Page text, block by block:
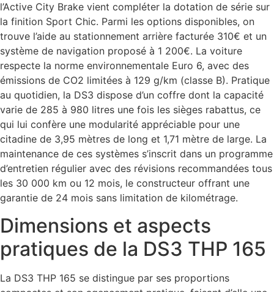
l’Active City Brake vient compléter la dotation de série sur
la finition Sport Chic. Parmi les options disponibles, on
trouve l’aide au stationnement arrière facturée 310€ et un
système de navigation proposé à 1 200€. La voiture
respecte la norme environnementale Euro 6, avec des
émissions de CO2 limitées à 129 g/km (classe B). Pratique
au quotidien, la DS3 dispose d’un coffre dont la capacité
varie de 285 à 980 litres une fois les sièges rabattus, ce
qui lui confère une modularité appréciable pour une
citadine de 3,95 mètres de long et 1,71 mètre de large. La
maintenance de ces systèmes s’inscrit dans un programme
d’entretien régulier avec des révisions recommandées tous
les 30 000 km ou 12 mois, le constructeur offrant une
garantie de 24 mois sans limitation de kilométrage.
Dimensions et aspects
pratiques de la DS3 THP 165
La DS3 THP 165 se distingue par ses proportions